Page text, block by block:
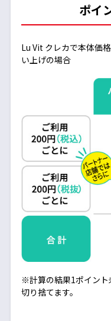
ポイ
Lu Vit クレカで本体価
い上げの場合
※計算の結果1ポイント
切り捨てます。